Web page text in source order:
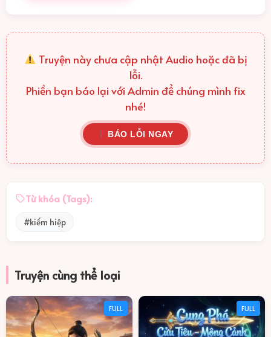
Truyện này chưa cập nhật Audio hoặc đã bị
lỗi.
Phiền bạn báo lại với Admin để chúng mình fix
nhé!
BÁO LỖI NGAY
Từ khóa (Tags):
#kiếm hiệp
Truyện cùng thể loại
FULL FULL